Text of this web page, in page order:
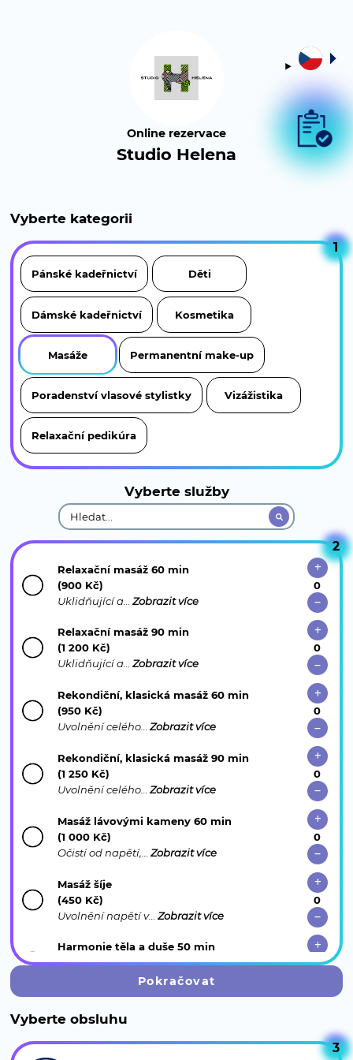
Online rezervace
Studio Helena
Vyberte kategorii
1
Pánské kadeřnictví Děti
Dámské kadeřnictví Kosmetika
Masáže Permanentní make-up
Poradenství vlasové stylistky Vizážistika
Relaxační pedikúra
Vyberte služby
2
Relaxační masáž 60 min
(900 Kč)
Uklidňující a…Zobrazit více
Relaxační masáž 90 min
(1 200 Kč)
Uklidňující a…Zobrazit více
Rekondiční, klasická masáž 60 min
(950 Kč)
Uvolnění celého…Zobrazit více
Rekondiční, klasická masáž 90 min
(1 250 Kč)
Uvolnění celého…Zobrazit více
Masáž lávovými kameny 60 min
(1 000 Kč)
Očistí od napětí,…Zobrazit více
Masáž šíje
(450 Kč)
Uvolnění napětí v…Zobrazit více
Harmonie těla a duše 50 min
(1 700 Kč)
Unikátní spojení…Zobrazit více
(750 Kč)
Exotická péče o…Zobrazit více
Pokračovat
Vyberte obsluhu
3